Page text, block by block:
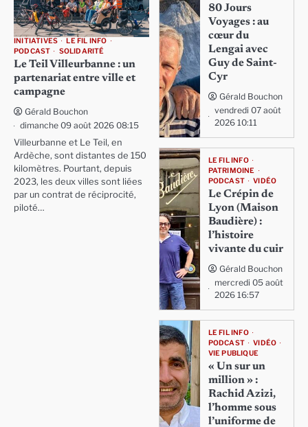
INITIATIVES
LE FIL INFO
PODCAST
SOLIDARITÉ
Le Teil Villeurbanne : un
partenariat entre ville et
campagne
Gérald Bouchon
dimanche 09 août 2026 08:15
Villeurbanne et Le Teil, en
Ardèche, sont distantes de 150
kilomètres. Pourtant, depuis
2023, les deux villes sont liées
par un contrat de réciprocité,
piloté…
80 Jours
Voyages : au
cœur du
Lengai avec
Guy de Saint-
Cyr
Gérald Bouchon
vendredi 07 août
2026 10:11
LE FIL INFO
PATRIMOINE
PODCAST
VIDÉO
Le Crépin de
Lyon (Maison
Baudière) :
l’histoire
vivante du cuir
Gérald Bouchon
mercredi 05 août
2026 16:57
LE FIL INFO
PODCAST
VIDÉO
VIE PUBLIQUE
« Un sur un
million » :
Rachid Azizi,
l’homme sous
l’uniforme de